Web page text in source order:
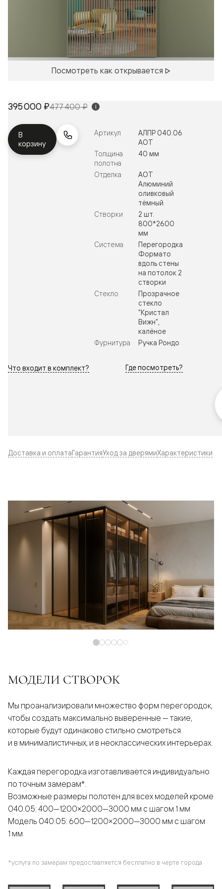
Посмотреть как открывается
395 000 ₽477 400 ₽ i
В
корзину
Артикул
АЛПР 040.06
АОТ
Толщина
полотна
40 мм
Отделка
АОТ
Алюминий
оливковый
тёмный
Створки
2 шт.
800*2600
мм
Система
Перегородка
Формато
вдоль стены
на потолок 2
створки
Стекло
Прозрачное
стекло
"Кристал
Вижн",
калёное
Фурнитура
Ручка Рондо
Что входит в комплект? Где посмотреть?
Доставка и оплатаГарантияУход за дверямиХарактеристики
МОДЕЛИ СТВОРОК
Мы проанализировали множество форм перегородок,
чтобы создать максимально выверенные — такие,
которые будут одинаково стильно смотреться
и в минималистичных, и в неоклассических интерьерах.
Каждая перегородка изготавливается индивидуально
по точным замерам*.
Возможные размеры полотен для всех моделей кроме
040.05: 400—1200×2000—3000 мм с шагом 1 мм
Модель 040.05: 600—1200×2000—3000 мм с шагом
1 мм
*услуга по замерам предоставляется бесплатно в черте города